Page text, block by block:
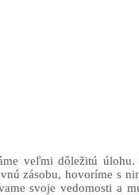
veľmi dôležitú
zásobu, hovoríme s
svoje vedomosti a